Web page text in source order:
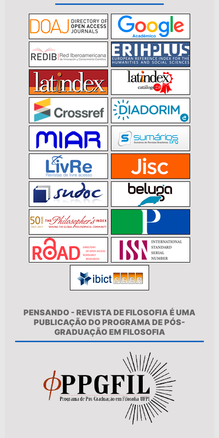
PENSANDO - REVISTA DE FILOSOFIA É UMA
PUBLICAÇÃO DO PROGRAMA DE PÓS-
GRADUAÇÃO EM FILOSOFIA